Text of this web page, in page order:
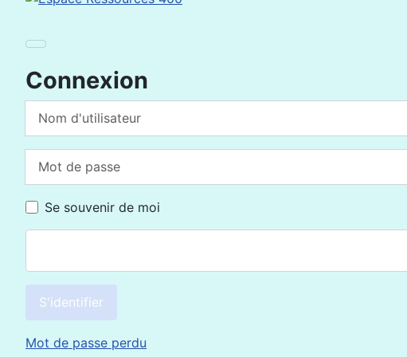
Connexion
Se souvenir de moi
S'identifier
Mot de passe perdu